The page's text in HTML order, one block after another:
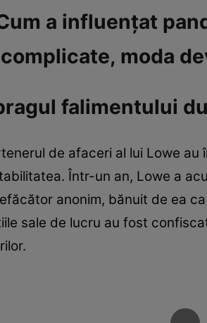
a influenţat
moda
falimentului
de afaceri al lui Lowe
Într-un an, Lowe a
anonim, bănuit de ea
sale de lucru au fost